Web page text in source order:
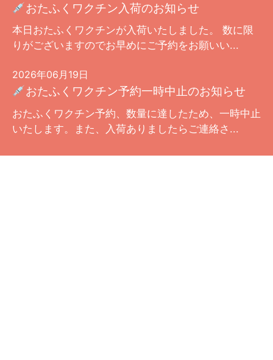
おたふくワクチン入荷のお知らせ
本日おたふくワクチンが入荷いたしました。 数に限
りがございますのでお早めにご予約をお願いい...
2026年06月19日
おたふくワクチン予約一時中止のお知らせ
おたふくワクチン予約、数量に達したため、一時中止
いたします。また、入荷ありましたらご連絡さ...